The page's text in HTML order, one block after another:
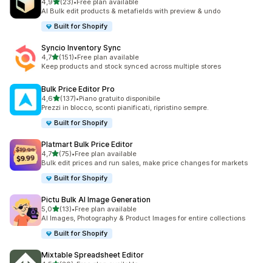
4,9 (23)
23 recensioni totali
•Free plan available
AI Bulk edit products & metafields with preview & undo
Built for Shopify
Syncio Inventory Sync
4,7stelle su 5
(151)
151 recensioni totali
•Free plan available
Keep products and stock synced across multiple stores
Bulk Price Editor Pro
4,6stelle su 5
(137)
137 recensioni totali
•Piano gratuito disponibile
Prezzi in blocco, sconti pianificati, ripristino sempre.
Built for Shopify
Platmart Bulk Price Editor
4,7stelle su 5
(75)
75 recensioni totali
•Free plan available
Bulk edit prices and run sales, make price changes for markets
Built for Shopify
Pictu Bulk AI Image Generation
5,0stelle su 5
(13)
13 recensioni totali
•Free plan available
AI Images, Photography & Product Images for entire collections
Built for Shopify
Mixtable Spreadsheet Editor